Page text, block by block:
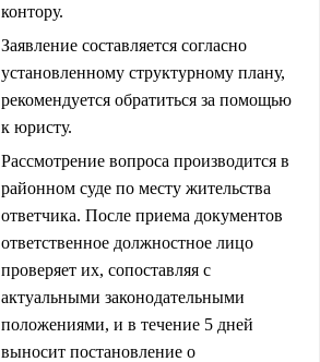
контору.
Заявление составляется согласно
установленному структурному плану,
рекомендуется обратиться за помощью
к юристу.
Рассмотрение вопроса производится в
районном суде по месту жительства
ответчика. После приема документов
ответственное должностное лицо
проверяет их, сопоставляя с
актуальными законодательными
положениями, и в течение 5 дней
выносит постановление о